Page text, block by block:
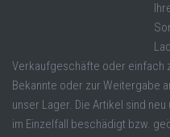
Verkaufgeschäfte oder einfach
Bekannte oder zur Weitergabe
unser Lager. Die Artikel sind
im Einzelfall beschädigt bzw.